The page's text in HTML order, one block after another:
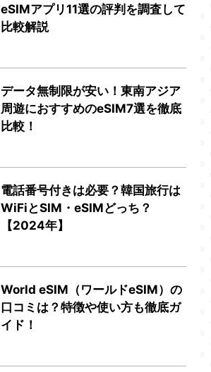
eSIMアプリ11選の評判を調査して
比較解説
データ無制限が安い！東南アジア
周遊におすすめのeSIM7選を徹底
比較！
電話番号付きは必要？韓国旅行は
WiFiとSIM・eSIMどっち？
【2024年】
World eSIM（ワールドeSIM）の
口コミは？特徴や使い方も徹底ガ
イド！